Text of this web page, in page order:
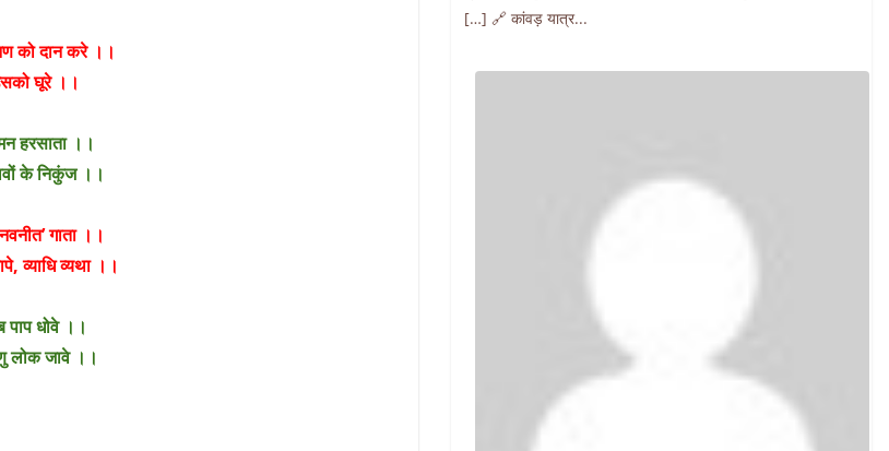
को दान करे ।।
घूरे ।।
हरसाता ।।
के निकुंज ।।
गाता ।।
व्याधि व्यथा ।।
पाप धोवे ।।
लोक जावे ।।
[…] 🔗 कांवड़ यात्र...